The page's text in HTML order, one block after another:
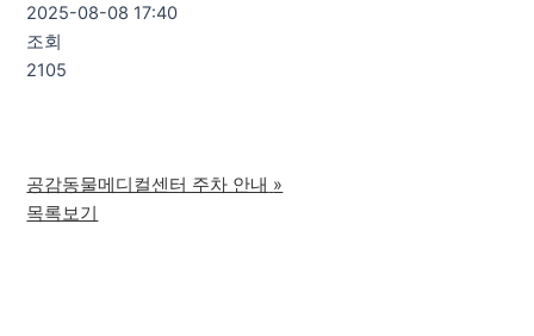
2025-08-08 17:40
조회
2105
공감동물메디컬센터 주차 안내 »
목록보기